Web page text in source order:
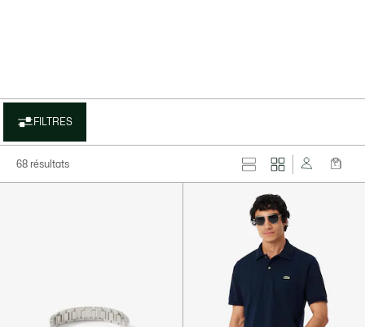
FILTRES
68 résultats